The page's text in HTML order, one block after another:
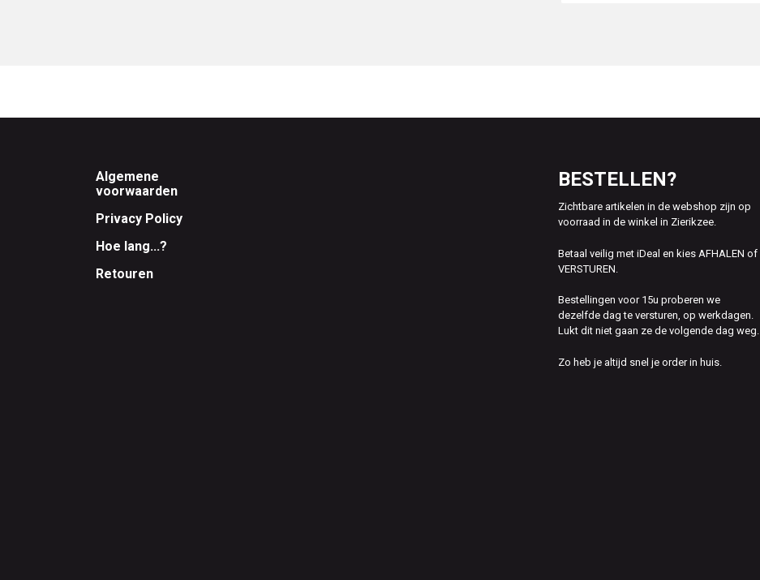
Footer
Algemene
voorwaarden
Privacy Policy
Hoe lang...?
Retouren
BESTELLEN?
Zichtbare artikelen in de webshop zijn op
voorraad in de winkel in Zierikzee.
Betaal veilig met iDeal en kies AFHALEN of
VERSTUREN.
Bestellingen voor 15u proberen we
dezelfde dag te versturen, op werkdagen.
Lukt dit niet gaan ze de volgende dag weg.
Zo heb je altijd snel je order in huis.